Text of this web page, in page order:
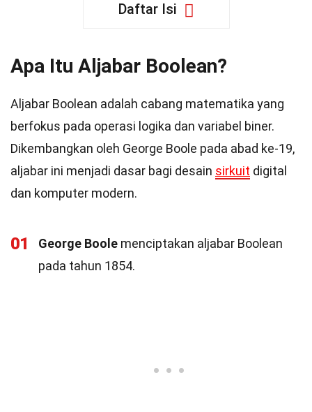
Daftar Isi
Apa Itu Aljabar Boolean?
Aljabar Boolean adalah cabang matematika yang
berfokus pada operasi logika dan variabel biner.
Dikembangkan oleh George Boole pada abad ke-19,
aljabar ini menjadi dasar bagi desain sirkuit digital
dan komputer modern.
01 George Boole menciptakan aljabar Boolean
pada tahun 1854.